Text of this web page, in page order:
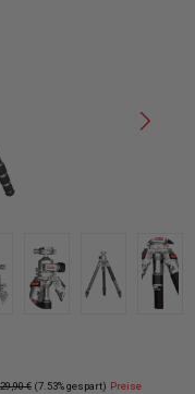
Preis:
€ (7.53% gespart) Preise